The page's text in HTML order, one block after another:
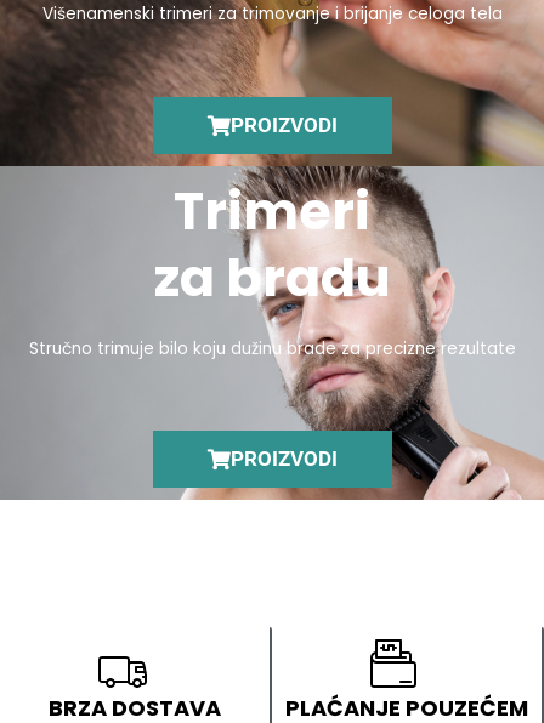
Višenamenski trimeri za trimovanje i brijanje celoga tela
PROIZVODI
Trimeri
za bradu
Stručno trimuje bilo koju dužinu brade za precizne rezultate
PROIZVODI
BRZA DOSTAVA PLAĆANJE POUZEĆEM